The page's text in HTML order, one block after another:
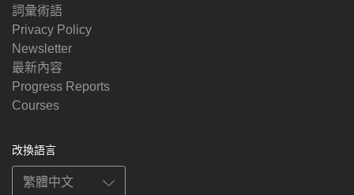
詞彙術語
Privacy Policy
Newsletter
最新內容
Progress Reports
Courses
改換語言